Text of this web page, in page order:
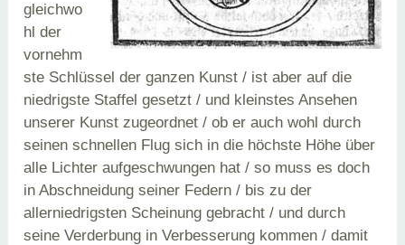
gleichwo
hl der
vornehm
ste Schlüssel der ganzen Kunst / ist aber auf die
niedrigste Staffel gesetzt / und kleinstes Ansehen
unserer Kunst zugeordnet / ob er auch wohl durch
seinen schnellen Flug sich in die höchste Höhe über
alle Lichter aufgeschwungen hat / so muss es doch
in Abschneidung seiner Federn / bis zu der
allerniedrigsten Scheinung gebracht / und durch
seine Verderbung in Verbesserung kommen / damit